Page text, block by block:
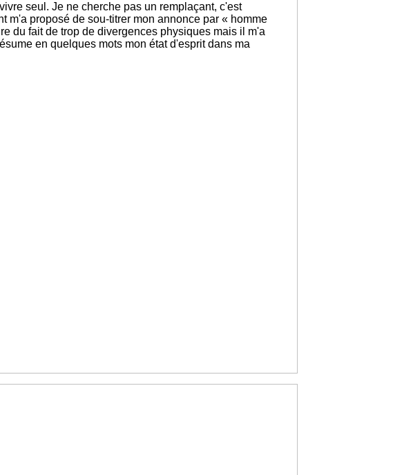
seul. Je ne cherche pas un remplaçant, c'est
m'a proposé de sou-titrer mon annonce par « homme
du fait de trop de divergences physiques mais il m'a
en quelques mots mon état d'esprit dans ma